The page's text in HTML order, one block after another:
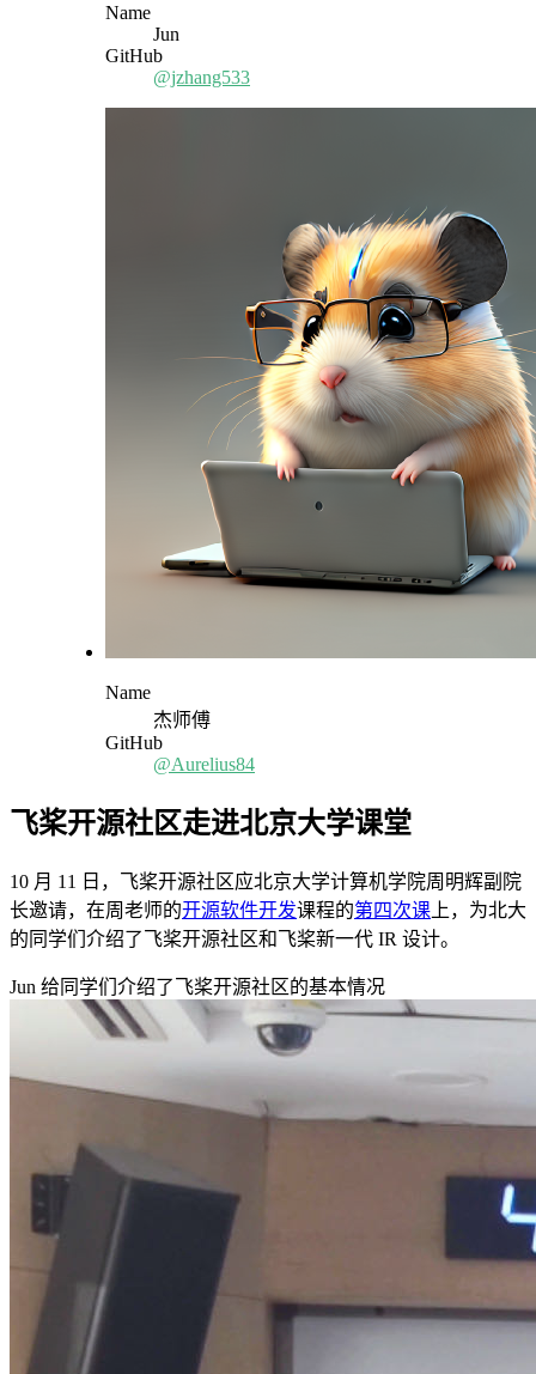
Name
Jun
GitHub
@jzhang533
Name
杰师傅
GitHub
@Aurelius84
飞桨开源社区走进北京大学课堂
10 月 11 日，飞桨开源社区应北京大学计算机学院周明辉副院
长邀请，在周老师的开源软件开发课程的第四次课 上，为北大
的同学们介绍了飞桨开源社区和飞桨新一代 IR 设计。
Jun 给同学们介绍了飞桨开源社区的基本情况